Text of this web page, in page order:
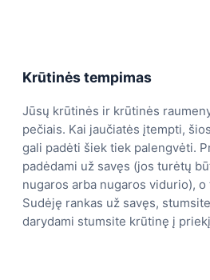
Krūtinės tempimas
Jūsų krūtinės ir krūtinės
pečiais. Kai jaučiatės įtempti,
gali padėti šiek tiek palengvėti.
padėdami už savęs (jos turėtų
nugaros arba nugaros vidurio),
Sudėję rankas už savęs,
darydami stumsite krūtinę į